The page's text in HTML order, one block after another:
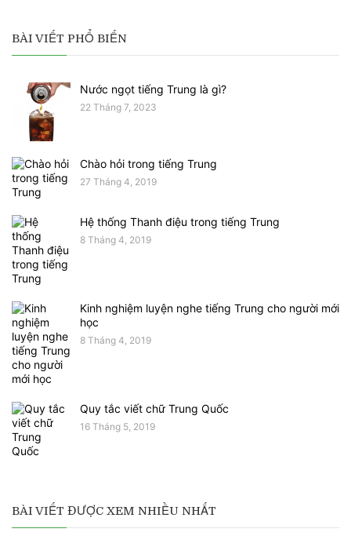
BÀI VIẾT PHỔ BIẾN
Nước ngọt tiếng Trung là gì?
22 Tháng 7, 2023
Chào hỏi trong tiếng Trung
27 Tháng 4, 2019
Hệ thống Thanh điệu trong tiếng Trung
8 Tháng 4, 2019
Kinh nghiệm luyện nghe tiếng Trung cho người mới
học
8 Tháng 4, 2019
Quy tắc viết chữ Trung Quốc
16 Tháng 5, 2019
BÀI VIẾT ĐƯỢC XEM NHIỀU NHẤT